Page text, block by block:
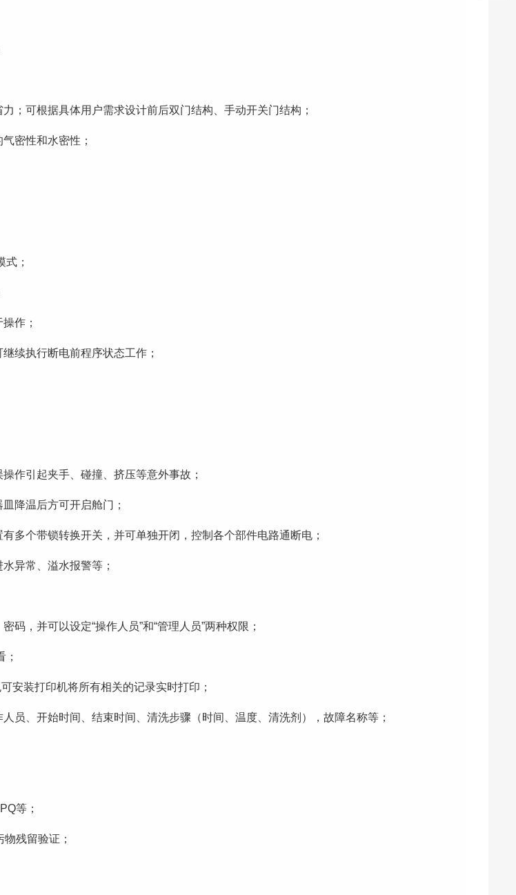
；可根据具体用户需求设计前后双门结构、手动开关门结构；
密性和水密性；
；
作；
续执行断电前程序状态工作；
作引起夹手、碰撞、挤压等意外事故；
降温后方可开启舱门；
多个带锁转换开关，并可单独开闭，控制各个部件电路通断电；
异常、溢水报警等；
，并可以设定“操作人员”和“管理人员”两种权限；
安装打印机将所有相关的记录实时打印；
员、开始时间、结束时间、清洗步骤（时间、温度、清洗剂），故障名称等；
等；
残留验证；